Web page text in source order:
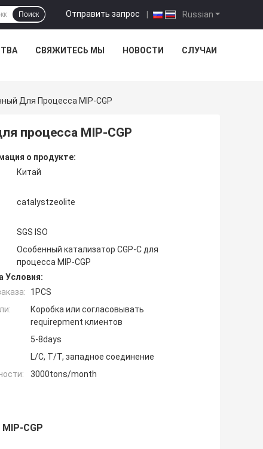
Russian
Отправить запрос |
Поиск
СВЯЖИТЕСЬ МЫ НОВОСТИ СЛУЧАИ
Для Процесса MIP-CGP
процесса MIP-CGP
о продукте:
Китай
catalystzeolite
SGS ISO
Особенный катализатор CGP-C для
процесса MIP-CGP
Условия:
1PCS
Коробка или согласовывать
requirepment клиентов
5-8days
L/C, T/T, западное соединение
3000tons/month
CGP